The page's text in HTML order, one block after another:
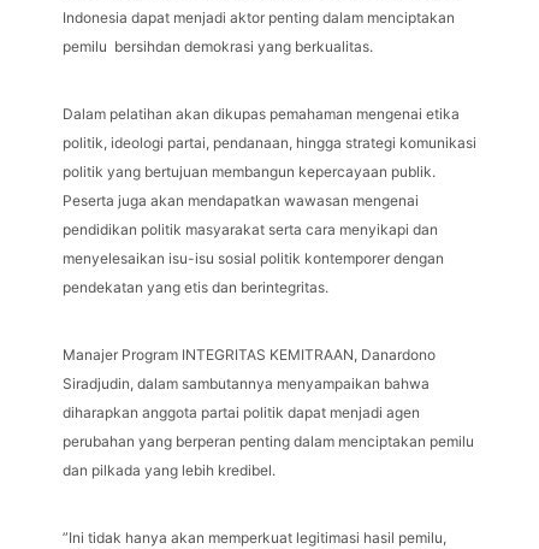
Indonesia dapat menjadi aktor penting dalam menciptakan
pemilu bersihdan demokrasi yang berkualitas.
Dalam pelatihan akan dikupas pemahaman mengenai etika
politik, ideologi partai, pendanaan, hingga strategi komunikasi
politik yang bertujuan membangun kepercayaan publik.
Peserta juga akan mendapatkan wawasan mengenai
pendidikan politik masyarakat serta cara menyikapi dan
menyelesaikan isu-isu sosial politik kontemporer dengan
pendekatan yang etis dan berintegritas.
Manajer Program INTEGRITAS KEMITRAAN, Danardono
Siradjudin, dalam sambutannya menyampaikan bahwa
diharapkan anggota partai politik dapat menjadi agen
perubahan yang berperan penting dalam menciptakan pemilu
dan pilkada yang lebih kredibel.
”Ini tidak hanya akan memperkuat legitimasi hasil pemilu,